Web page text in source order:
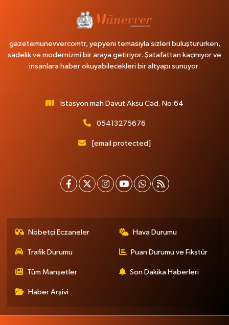
gazetemunevvercomtr, yepyeni temasıyla sizleri buluştururken,
sadelik ve modernizmi bir araya getiriyor. Şatafattan kaçınıyor ve
insanlara haber okuyabilecekleri bir altyapı sunuyor.
İstasyon mah Davut Aksu Cad. No:64
05413275676
[email protected]
Nöbetçi Eczaneler Hava Durumu
Trafik Durumu Puan Durumu ve Fikstür
Tüm Manşetler Son Dakika Haberleri
Haber Arşivi